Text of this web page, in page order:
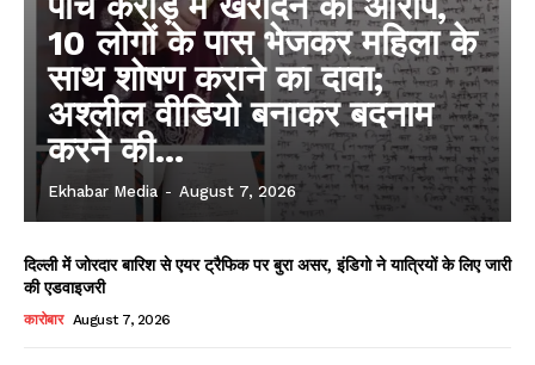
10 लोगों के पास भेजकर महिला के
साथ शोषण कराने का दावा;
अश्लील वीडियो बनाकर बदनाम
करने की...
Ekhabar Media - August 7, 2026
दिल्ली में जोरदार बारिश से एयर ट्रैफिक पर बुरा असर, इंडिगो ने यात्रियों के लिए जारी
की एडवाइजरी
कारोबार August 7, 2026